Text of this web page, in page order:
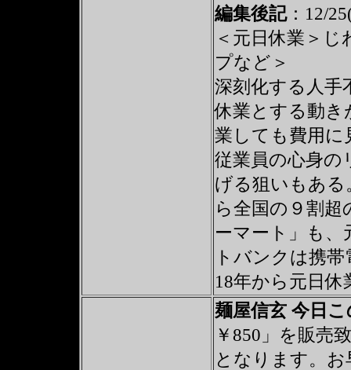
編集後記：12/
＜元日休業＞
プなど＞
深刻化する人手
休業とする動き
業しても費用に
従業員の心身の
げる狙いもあ
ら全国の９割
ーマート」も、
トバンクは携
18年から元日
麺屋信玄 今日
￥850」を販売
となります。お